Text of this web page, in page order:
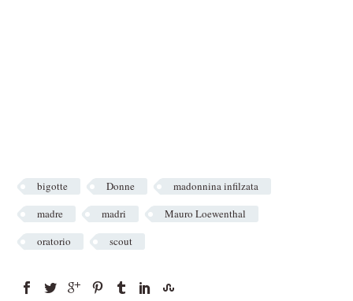
bigotte Donne
madonnina infilzata
madre
madri
Mauro Loewenthal
oratorio
scout